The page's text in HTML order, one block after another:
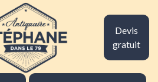
Devis
gratuit